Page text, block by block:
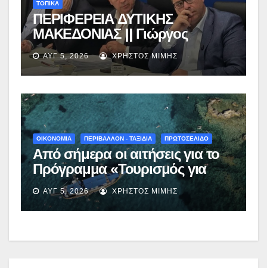
ΤΟΠΙΚΑ
ΠΕΡΙΦΕΡΕΙΑ ΔΥΤΙΚΗΣ
ΜΑΚΕΔΟΝΙΑΣ || Γιώργος
Αμανατίδης για Φράγμα
Νεστορίου: «Η δέσμευσή μας
γίνεται πράξη με εξασφαλισμένη
χρηματοδότηση»
ΑΥΓ 5, 2026 ΧΡΉΣΤΟΣ ΜΊΜΗΣ
ΟΙΚΟΝΟΜΙΑ ΠΕΡΙΒΑΛΛΟΝ - ΤΑΞΙΔΙΑ ΠΡΩΤΟΣΕΛΙΔΟ
Από σήμερα οι αιτήσεις για το
Πρόγραμμα «Τουρισμός για
Όλους 2026-2027» – Πότε λήγει
η προσθεσμία
ΑΥΓ 5, 2026 ΧΡΉΣΤΟΣ ΜΊΜΗΣ